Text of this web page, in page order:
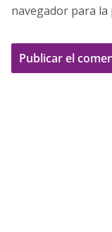
navegador para la